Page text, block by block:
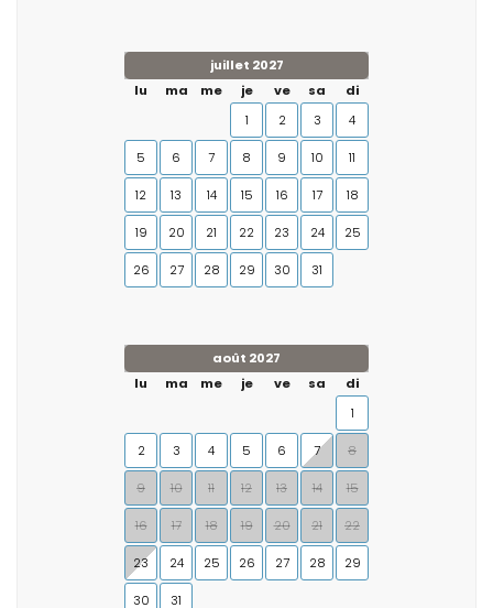
juillet 2027
lu
ma me je ve sa
di
1
2 3 4
5 6 7 8 9 10 11
12 13 14 15 16 17 18
19 20 21 22 23 24 25
26 27 28 29 30 31
août 2027
lu
ma me je ve sa
di
1
2 3 4 5 6 7 8
9 10 11 12 13 14 15
16 17 18 19 20 21 22
23 24 25 26 27 28 29
30 31